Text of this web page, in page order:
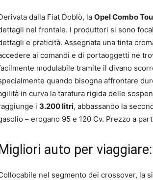
dalla Fiat Doblò, la Opel Combo
nel frontale. I produttori si sono
e praticità. Assegnata una tinta
ai comandi e di portaoggetti ne
modulabile tramite il divano
quando bisogna affrontare
in curva la taratura rigida delle
i 3.200 litri, abbassando la
– erogano 95 e 120 Cv. Prezzo a
auto per
nel segmento dei crossover, la